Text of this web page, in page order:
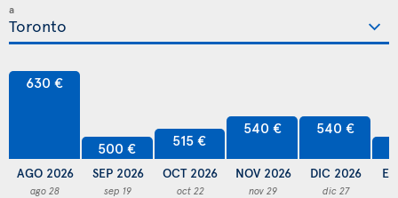
a
630 €
AGO 2026
ago 28
500 €
SEP 2026
sep 19
515 €
OCT 2026
oct 22
540 €
NOV 2026
nov 29
540 €
DIC 2026
dic 27